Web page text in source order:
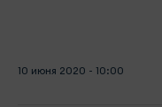
10 июня 2020 - 10:00